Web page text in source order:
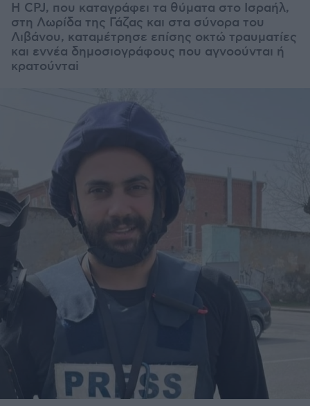
Η CPJ, που καταγράφει τα θύματα στο Ισραήλ,
στη Λωρίδα της Γάζας και στα σύνορα του
Λιβάνου, καταμέτρησε επίσης οκτώ τραυματίες
και εννέα δημοσιογράφους που αγνοούνται ή
κρατούνταi